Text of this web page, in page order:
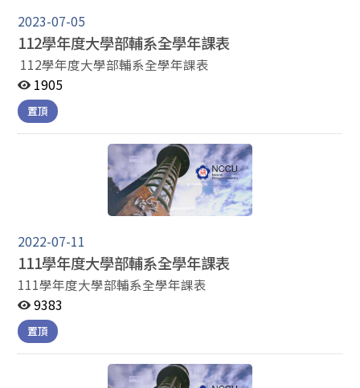
2023-07-05
112學年度大學部輔系全學年課表
112學年度大學部輔系全學年課表
1905
置頂
2022-07-11
111學年度大學部輔系全學年課表
111學年度大學部輔系全學年課表
9383
置頂